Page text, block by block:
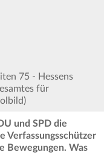
75 - Hessens
für
und SPD die
Verfassungsschützer
Bewegungen. Was